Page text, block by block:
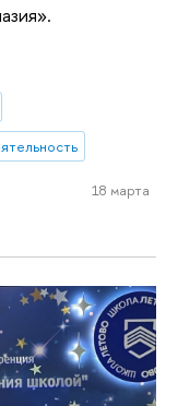
18 марта